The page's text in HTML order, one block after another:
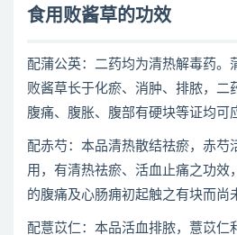
食用败酱草的功效
配蒲公英：二药均为清热解毒药。
败酱草长于化瘀、消肿、排脓，二
腹痛、腹胀、腹部有硬块等证均可
配赤芍：本品清热散结祛瘀，赤芍
用，有清热祛瘀、活血止痛之功效
的腹痛及心肠痈初起触之有块而尚
配薏苡仁：本品活血排脓，薏苡仁